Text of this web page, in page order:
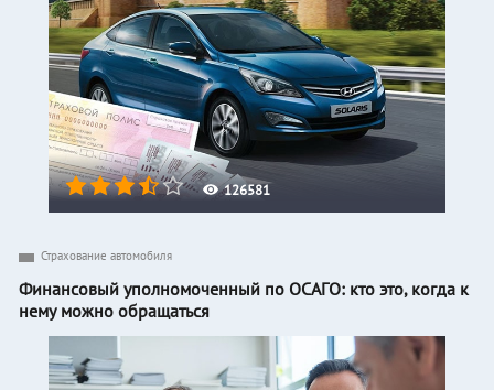
126581
Страхование автомобиля
Финансовый уполномоченный по ОСАГО: кто это, когда к
нему можно обращаться